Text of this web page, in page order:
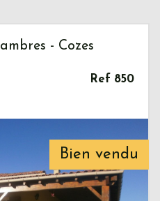
Bien vendu
- Cozes
Ref 850